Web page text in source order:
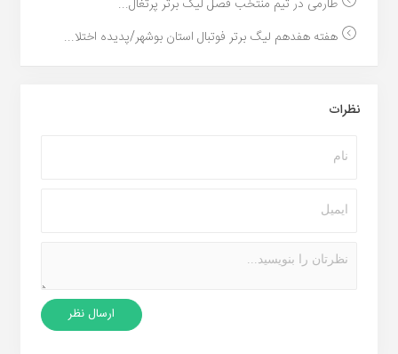
طارمی در تیم منتخب فصل لیگ برتر پرتغال...
هفته هفدهم لیگ برتر فوتبال استان بوشهر/پدیده اختلا...
نظرات